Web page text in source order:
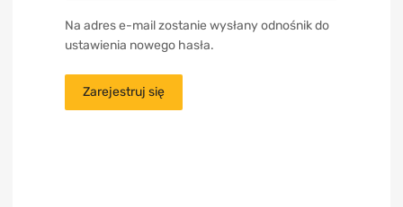
Na adres e-mail zostanie wysłany odnośnik do
ustawienia nowego hasła.
Zarejestruj się